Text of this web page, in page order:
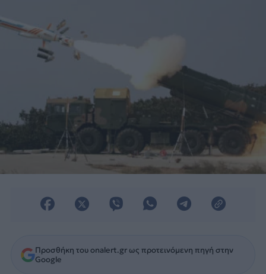
Προσθήκη του onalert.gr ως προτεινόμενη πηγή στην
Google